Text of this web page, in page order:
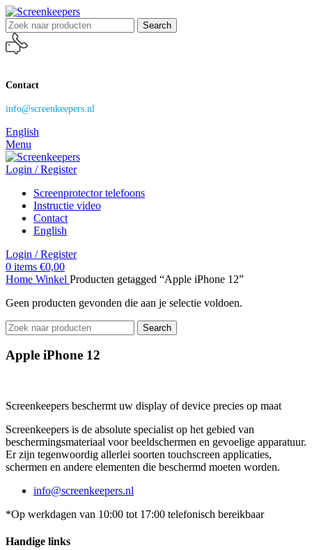
Search
Contact
info@screenkeepers.nl
English
Menu
Login / Register
Screenprotector telefoons
Instructie video
Contact
English
Login / Register
0 items €0,00
Home Winkel Producten getagged “Apple iPhone 12”
Geen producten gevonden die aan je selectie voldoen.
Search
Apple iPhone 12
Screenkeepers beschermt uw display of device precies op maat
Screenkeepers is de absolute specialist op het gebied van
beschermingsmateriaal voor beeldschermen en gevoelige apparatuur.
Er zijn tegenwoordig allerlei soorten touchscreen applicaties,
schermen en andere elementen die beschermd moeten worden.
info@screenkeepers.nl
*Op werkdagen van 10:00 tot 17:00 telefonisch bereikbaar
Handige links